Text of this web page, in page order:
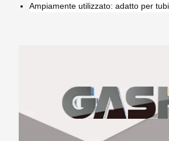
Ampiamente utilizzato: adatto per